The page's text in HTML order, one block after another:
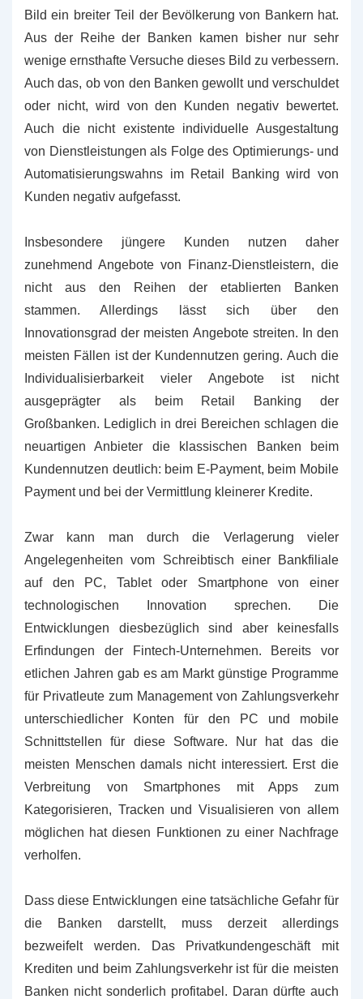
Bild ein breiter Teil der Bevölkerung von Bankern hat.
Aus der Reihe der Banken kamen bisher nur sehr
wenige ernsthafte Versuche dieses Bild zu verbessern.
Auch das, ob von den Banken gewollt und verschuldet
oder nicht, wird von den Kunden negativ bewertet.
Auch die nicht existente individuelle Ausgestaltung
von Dienstleistungen als Folge des Optimierungs- und
Automatisierungswahns im Retail Banking wird von
Kunden negativ aufgefasst.
Insbesondere jüngere Kunden nutzen daher
zunehmend Angebote von Finanz-Dienstleistern, die
nicht aus den Reihen der etablierten Banken
stammen. Allerdings lässt sich über den
Innovationsgrad der meisten Angebote streiten. In den
meisten Fällen ist der Kundennutzen gering. Auch die
Individualisierbarkeit vieler Angebote ist nicht
ausgeprägter als beim Retail Banking der
Großbanken. Lediglich in drei Bereichen schlagen die
neuartigen Anbieter die klassischen Banken beim
Kundennutzen deutlich: beim E-Payment, beim Mobile
Payment und bei der Vermittlung kleinerer Kredite.
Zwar kann man durch die Verlagerung vieler
Angelegenheiten vom Schreibtisch einer Bankfiliale
auf den PC, Tablet oder Smartphone von einer
technologischen Innovation sprechen. Die
Entwicklungen diesbezüglich sind aber keinesfalls
Erfindungen der Fintech-Unternehmen. Bereits vor
etlichen Jahren gab es am Markt günstige Programme
für Privatleute zum Management von Zahlungsverkehr
unterschiedlicher Konten für den PC und mobile
Schnittstellen für diese Software. Nur hat das die
meisten Menschen damals nicht interessiert. Erst die
Verbreitung von Smartphones mit Apps zum
Kategorisieren, Tracken und Visualisieren von allem
möglichen hat diesen Funktionen zu einer Nachfrage
verholfen.
Dass diese Entwicklungen eine tatsächliche Gefahr für
die Banken darstellt, muss derzeit allerdings
bezweifelt werden. Das Privatkundengeschäft mit
Krediten und beim Zahlungsverkehr ist für die meisten
Banken nicht sonderlich profitabel. Daran dürfte auch